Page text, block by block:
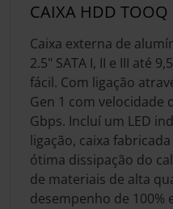
CAIXA HDD TOOQ
Caixa externa de
2.5" SATA I, II e III até
fácil. Com ligação
Gen 1 com velocidade
Gbps. Incluí um LED
ligação, caixa
ótima dissipação do
de materiais de alta
desempenho de 100%